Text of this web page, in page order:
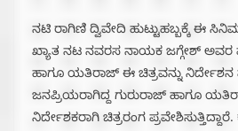
ನಟಿ ರಾಗಿಣಿ ದ್ವಿವೇದಿ ಹುಟ್ಟುಹಬ್ಬಕ್ಕೆ ಈ
ಖ್ಯಾತ ನಟ ನವರಸ ನಾಯಕ ಜಗ್ಗೇಶ್ ಅವರ
ಹಾಗೂ ಯತಿರಾಜ್ ಈ ಚಿತ್ರವನ್ನು ನಿರ್ದೇಶನ
ಜನಪ್ರಿಯರಾಗಿದ್ದ ಗುರುರಾಜ್ ಹಾಗೂ
ನಿರ್ದೇಶಕರಾಗಿ ಚಿತ್ರರಂಗ